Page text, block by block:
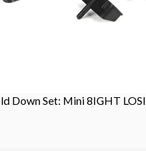
Down Set: Mini 8IGHT LOSI